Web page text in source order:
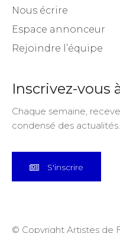
Nous écrire
Espace annonceur
Rejoindre l’équipe
Inscrivez-vous
Chaque semaine,
condensé des actualités.
S'inscrire
© Copyright Artistes de